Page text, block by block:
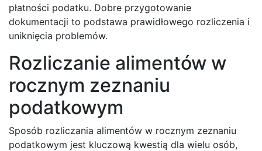
płatności podatku. Dobre przygotowanie
dokumentacji to podstawa prawidłowego rozliczenia i
uniknięcia problemów.
Rozliczanie alimentów w
rocznym zeznaniu
podatkowym
Sposób rozliczania alimentów w rocznym zeznaniu
podatkowym jest kluczową kwestią dla wielu osób,